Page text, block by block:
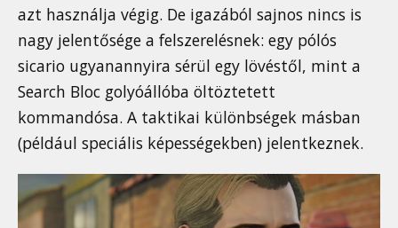
azt használja végig. De igazából sajnos nincs is
nagy jelentősége a felszerelésnek: egy pólós
sicario ugyanannyira sérül egy lövéstől, mint a
Search Bloc golyóállóba öltöztetett
kommandósa. A taktikai különbségek másban
(például speciális képességekben) jelentkeznek.